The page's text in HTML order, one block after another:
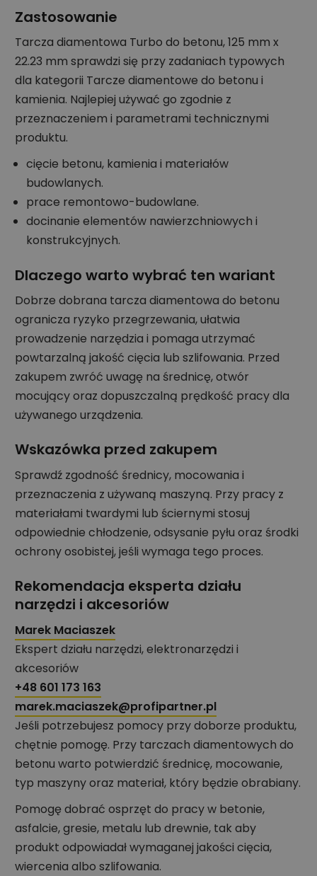
Zastosowanie
Tarcza diamentowa Turbo do betonu, 125 mm x
22.23 mm sprawdzi się przy zadaniach typowych
dla kategorii Tarcze diamentowe do betonu i
kamienia. Najlepiej używać go zgodnie z
przeznaczeniem i parametrami technicznymi
produktu.
cięcie betonu, kamienia i materiałów
budowlanych.
prace remontowo-budowlane.
docinanie elementów nawierzchniowych i
konstrukcyjnych.
Dlaczego warto wybrać ten wariant
Dobrze dobrana tarcza diamentowa do betonu
ogranicza ryzyko przegrzewania, ułatwia
prowadzenie narzędzia i pomaga utrzymać
powtarzalną jakość cięcia lub szlifowania. Przed
zakupem zwróć uwagę na średnicę, otwór
mocujący oraz dopuszczalną prędkość pracy dla
używanego urządzenia.
Wskazówka przed zakupem
Sprawdź zgodność średnicy, mocowania i
przeznaczenia z używaną maszyną. Przy pracy z
materiałami twardymi lub ściernymi stosuj
odpowiednie chłodzenie, odsysanie pyłu oraz środki
ochrony osobistej, jeśli wymaga tego proces.
Rekomendacja eksperta działu
narzędzi i akcesoriów
Marek Maciaszek
Ekspert działu narzędzi, elektronarzędzi i
akcesoriów
+48 601 173 163
marek.maciaszek@profipartner.pl
Jeśli potrzebujesz pomocy przy doborze produktu,
chętnie pomogę. Przy tarczach diamentowych do
betonu warto potwierdzić średnicę, mocowanie,
typ maszyny oraz materiał, który będzie obrabiany.
Pomogę dobrać osprzęt do pracy w betonie,
asfalcie, gresie, metalu lub drewnie, tak aby
produkt odpowiadał wymaganej jakości cięcia,
wiercenia albo szlifowania.